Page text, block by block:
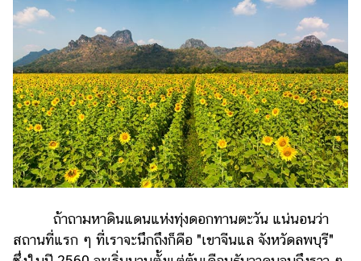
ถ้าถามหาดินแดนแห่งทุ่งดอกทานตะวัน แน่นอนว่า
สถานที่แรก ๆ ที่เราจะนึกถึงก็คือ "เขาจีนแล จังหวัดลพบุรี"